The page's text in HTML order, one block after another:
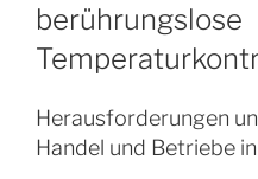
berührungslose
Herausforderungen
Handel und Betriebe